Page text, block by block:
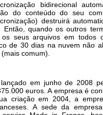
bidirecional
do conteúdo do seu
destruirá
Então, quando os outros
seus arquivos em todos
de 30 dias na nuvem não
comum).
em junho de 2008
euros. A empresa é
criação em 2004, a
A sede da